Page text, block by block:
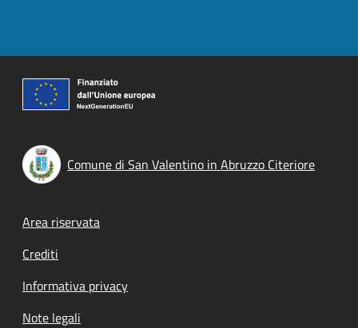
Comune di San Valentino in Abruzzo Citeriore
Footer menu
Area riservata
Crediti
Informativa privacy
Note legali